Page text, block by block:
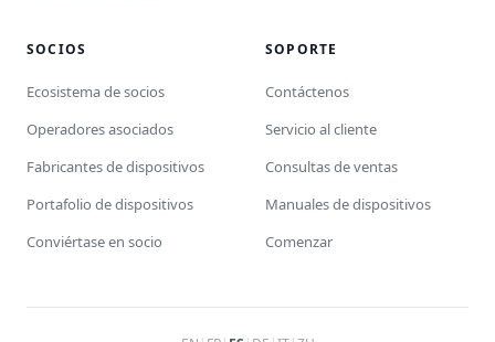
SOCIOS
Ecosistema de socios
Operadores asociados
Fabricantes de dispositivos
Portafolio de dispositivos
Conviértase en socio
SOPORTE
Contáctenos
Servicio al cliente
Consultas de ventas
Manuales de dispositivos
Comenzar